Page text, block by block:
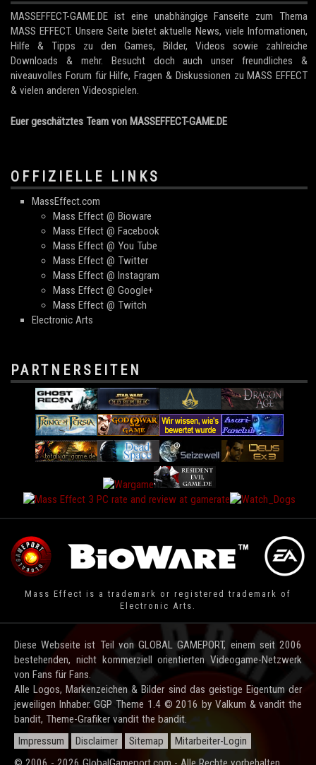
MASSEFFECT-GAME.DE ist eine unabhängige Fanseite zum Thema
MASS EFFECT. Unsere Seite bietet aktuelle News, viele Informationen,
Hilfe & Tipps zu den Games, Bilder, Videos sowie zahlreiche
Downloads & mehr. Besucht doch auch unser freundliches &
niveauvolles Forum für Hilfe, Fragen & Diskussionen zu MASS EFFECT
& vielen anderen Videospielen.
Euer geschätztes Team von MASSEFFECT-GAME.DE
OFFIZIELLE LINKS
MassEffect.com
Mass Effect @ Bioware
Mass Effect @ Facebook
Mass Effect @ You Tube
Mass Effect @ Twitter
Mass Effect @ Instagram
Mass Effect @ Google+
Mass Effect @ Twitch
Electronic Arts
PARTNERSEITEN
Mass Effect is a trademark or registered trademark of
Electronic Arts.
Diese Webseite ist Teil von GLOBAL GAMEPORT, einem seit 2006
bestehenden, nicht kommerziell orientierten Videogame-Netzwerk
von Fans für Fans.
Alle Logos, Markenzeichen & Bilder sind das geistige Eigentum der
jeweiligen Inhaber. GGP Theme 1.4 © 2016 by Valkum & vandit the
bandit, Theme-Grafiker vandit the bandit.
Impressum
Disclaimer Sitemap
Mitarbeiter-Login